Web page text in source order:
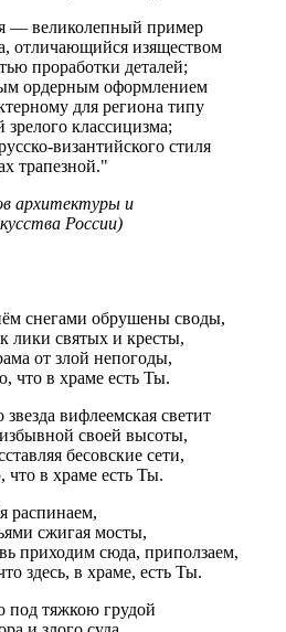
— великолепный пример
отличающийся изяществом
проработки деталей;
ордерным оформлением
для региона типу
классицизма;
византийского стиля
трапезной."
архитектуры и
России)
снегами обрушены своды,
лики святых и кресты,
от злой непогоды,
что в храме есть Ты.
вифлеемская светит
своей высоты,
бесовские сети,
в храме есть Ты.
распинаем,
сжигая мосты,
приходим сюда, приползаем,
здесь, в храме, есть Ты.
под тяжкою грудой